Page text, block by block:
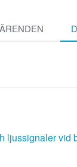
ÄRENDEN
ljussignaler vid